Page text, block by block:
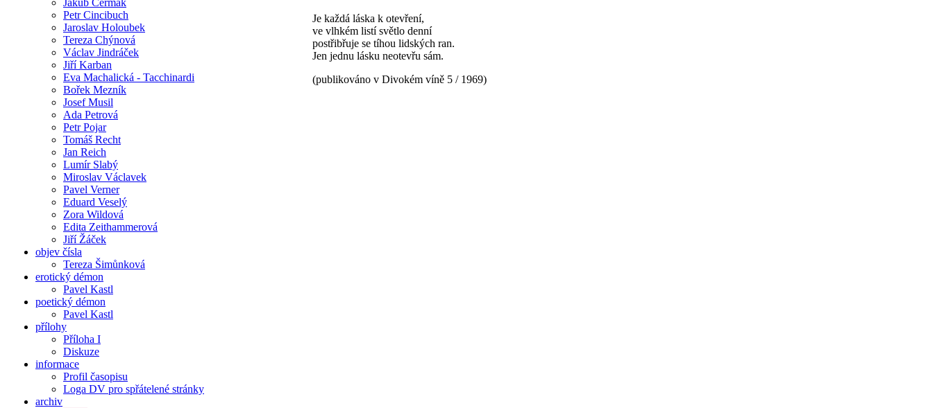
Petr Cincibuch
Jaroslav Holoubek
Tereza Chýnová
Václav Jindráček
Jiří Karban
Eva Machalická - Tacchinardi
Bořek Mezník
Josef Musil
Ada Petrová
Petr Pojar
Tomáš Recht
Jan Reich
Lumír Slabý
Miroslav Václavek
Pavel Verner
Eduard Veselý
Zora Wildová
Edita Zeithammerová
Jiří Žáček
objev čísla
Tereza Šimůnková
erotický démon
Pavel Kastl
poetický démon
Pavel Kastl
přílohy
Příloha I
Diskuze
informace
Profil časopisu
Loga DV pro spřátelené stránky
archiv
Je každá láska k otevření,
ve vlhkém listí světlo denní
postřibřuje se tíhou lidských ran.
Jen jednu lásku neotevřu sám.
(publikováno v Divokém víně 5 / 1969)